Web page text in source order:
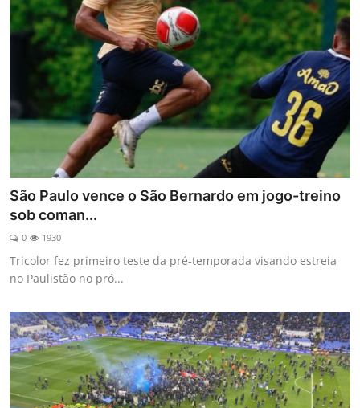
São Paulo vence o São Bernardo em jogo-treino
sob coman...
0 1930
Tricolor fez primeiro teste da pré-temporada visando estreia
no Paulistão no pró...